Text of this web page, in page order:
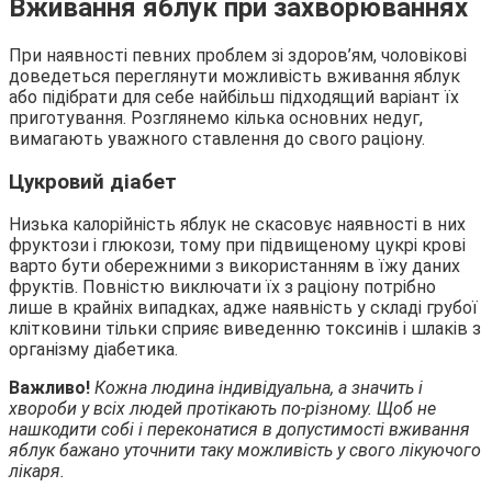
Вживання яблук при захворюваннях
При наявності певних проблем зі здоров’ям, чоловікові
доведеться переглянути можливість вживання яблук
або підібрати для себе найбільш підходящий варіант їх
приготування. Розглянемо кілька основних недуг,
вимагають уважного ставлення до свого раціону.
Цукровий діабет
Низька калорійність яблук не скасовує наявності в них
фруктози і глюкози, тому при підвищеному цукрі крові
варто бути обережними з використанням в їжу даних
фруктів. Повністю виключати їх з раціону потрібно
лише в крайніх випадках, адже наявність у складі грубої
клітковини тільки сприяє виведенню токсинів і шлаків з
організму діабетика.
Важливо! Кожна людина індивідуальна, а значить і
хвороби у всіх людей протікають по-різному. Щоб не
нашкодити собі і переконатися в допустимості вживання
яблук бажано уточнити таку можливість у свого лікуючого
лікаря.